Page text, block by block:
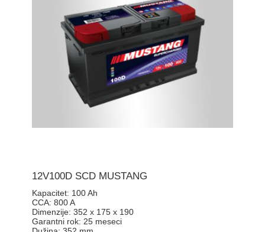
12V100D SCD MUSTANG
Kapacitet: 100 Ah
CCA: 800 A
Dimenzije: 352 x 175 x 190
Garantni rok: 25 meseci